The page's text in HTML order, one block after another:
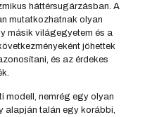
háttérsugárzásban. A
mutatkozhatnak olyan
másik világegyetem és a
jöhettek
és az érdekes
modell, nemrég egy olyan
talán egy korábbi,